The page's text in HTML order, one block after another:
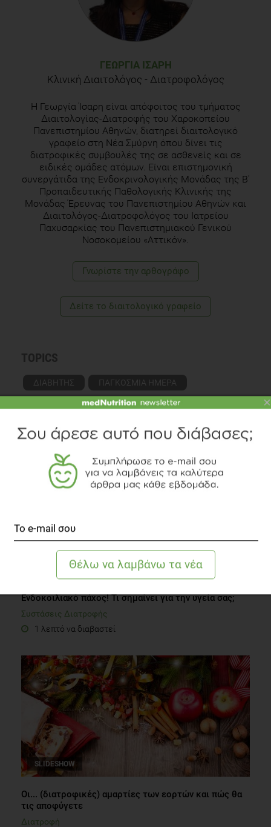
ΓΕΩΡΓΊΑ ΊΣΑΡΗ
Κλινική Διαιτολόγος - Διατροφολόγος
Η Γεωργία Ίσαρη είναι απόφοιτος του τμήματος
Διαιτολογίας-Διατροφής του Χαροκοπείου
Πανεπιστημίου Αθηνών, διατηρεί διαιτολογικό
γραφείο στη Νέα Σμύρνη όπου δίνει τις
διατροφικές συμβουλές της σε ασθενείς και σε
ειδικές ομάδες ατόμων. Είναι επιστημονική
συνεργάτιδα της Ενδοκρινολογικής Μονάδας της Β'
Προπαιδευτικής Παθολογικής Κλινικής της
Μονάδας Έρευνας του Πανεπιστημίου Αθηνών και
Διαιτολόγος-Διατροφολόγος του Ιατρείου
Παχυσαρκίας του Πανεπιστημιακού Γενικού
Νοσοκομείου «Αττικόν».
Γνωρίστε την αρθογράφο
Δείτε το διαιτολογικό γραφείο
TOPICS
ΔΙΑΒΗΤΗΣ ΠΑΓΚΟΣΜΙΑ ΗΜΕΡΑ
ΔΙΑΒΑΣΤΕ ΑΚΟΜΗ
Eνδοκοιλιακό πάχος! Τι σημαίνει για την υγεία σας;
Συστάσεις Διατροφής
1 λεπτό να διαβαστεί
SLIDESHOW
Οι... (διατροφικές) αμαρτίες των εορτών και πώς θα
τις αποφύγετε
Διατροφή
×